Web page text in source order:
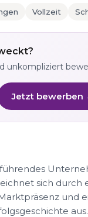
Vollzeit
unkompliziert
Jetzt bewerben
sich durch
und